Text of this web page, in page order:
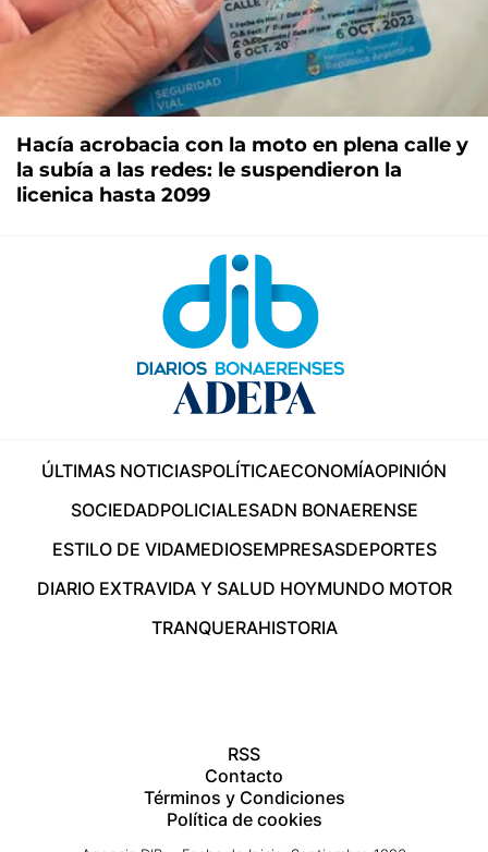
Hacía acrobacia con la moto en plena calle y
la subía a las redes: le suspendieron la
licenica hasta 2099
ÚLTIMAS NOTICIASPOLÍTICAECONOMÍAOPINIÓN
SOCIEDADPOLICIALESADN BONAERENSE
ESTILO DE VIDAMEDIOSEMPRESASDEPORTES
DIARIO EXTRAVIDA Y SALUD HOYMUNDO MOTOR
TRANQUERAHISTORIA
RSS
Contacto
Términos y Condiciones
Política de cookies